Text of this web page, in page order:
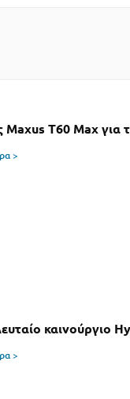
T60 Max για
>
καινούργιο
>